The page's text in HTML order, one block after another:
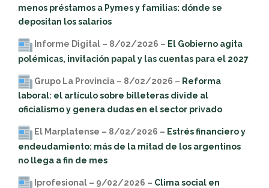
menos préstamos a Pymes y familias: dónde se
depositan los salarios
Informe Digital – 8/02/2026 – El Gobierno agita
polémicas, invitación papal y las cuentas para el 2027
Grupo La Provincia – 8/02/2026 – Reforma
laboral: el artículo sobre billeteras divide al
oficialismo y genera dudas en el sector privado
El Marplatense – 8/02/2026 – Estrés financiero y
endeudamiento: más de la mitad de los argentinos
no llega a fin de mes
Iprofesional – 9/02/2026 – Clima social en